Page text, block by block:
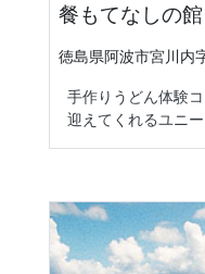
餐もてなしの館
徳島県阿波市宮川内
手作りうどん体験
迎えてくれるユニ